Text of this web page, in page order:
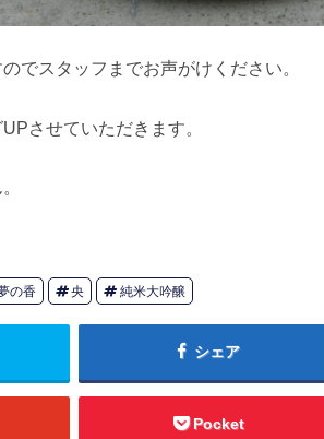
でスタッフまでお声がけください。
させていただきます。
の香 央 純米大吟醸
シェア
Pocket